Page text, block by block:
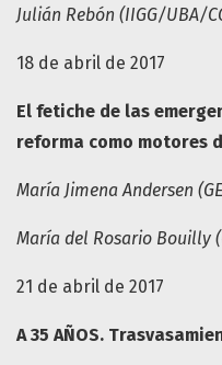
Julián Rebón (IIGG/UBA/
18 de abril
El fetiche de las
reforma como motores
María Jimena Andersen
María del Rosario Bouilly
21 de abril de
A 35 AÑOS.